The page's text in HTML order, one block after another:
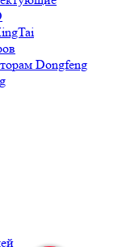
Dongfeng